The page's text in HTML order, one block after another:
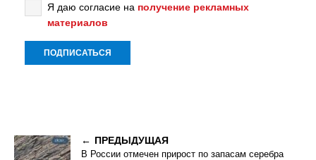
Я даю согласие на получение рекламных
материалов
ПРЕДЫДУЩАЯ
В России отмечен прирост по запасам серебра